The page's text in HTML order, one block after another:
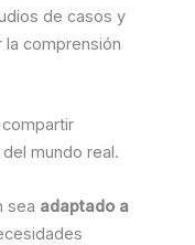
de casos y
la comprensión
mundo real.
sea adaptado a